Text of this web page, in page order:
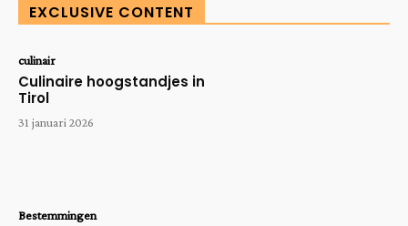
EXCLUSIVE CONTENT
culinair
Culinaire hoogstandjes in
Tirol
31 januari 2026
Bestemmingen